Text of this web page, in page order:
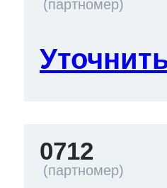
0712